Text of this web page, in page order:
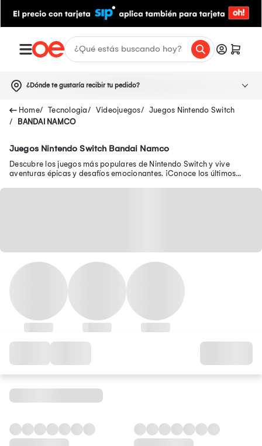
¿Dónde te gustaría recibir tu pedido?
Tecnologia Videojuegos
Juegos Nintendo Switch
BANDAI NAMCO
Juegos Nintendo Switch Bandai Namco
Descubre los juegos más populares de Nintendo Switch y vive
aventuras épicas y desafíos emocionantes. ¡Conoce los últimos